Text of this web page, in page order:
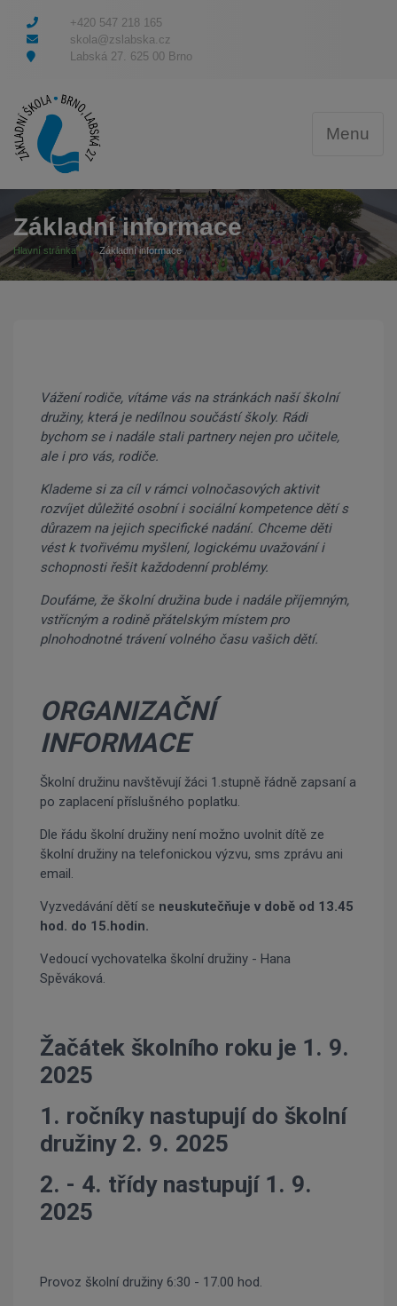
+420 547 218 165
skola@zslabska.cz
Labská 27. 625 00 Brno
Menu
Základní informace
Hlavní stránka Základní informace
Vážení rodiče, vítáme vás na stránkách naší školní
družiny, která je nedílnou součástí školy. Rádi
bychom se i nadále stali partnery nejen pro učitele,
ale i pro vás, rodiče.
Klademe si za cíl v rámci volnočasových aktivit
rozvíjet důležité osobní i sociální kompetence dětí s
důrazem na jejich specifické nadání. Chceme děti
vést k tvořivému myšlení, logickému uvažování i
schopnosti řešit každodenní problémy.
Doufáme, že školní družina bude i nadále příjemným,
vstřícným a rodině přátelským místem pro
plnohodnotné trávení volného času vašich dětí.
ORGANIZAČNÍ
INFORMACE
Školní družinu navštěvují žáci 1.stupně řádně zapsaní a
po zaplacení příslušného poplatku.
Dle řádu školní družiny není možno uvolnit dítě ze
školní družiny na telefonickou výzvu, sms zprávu ani
email.
Vyzvedávání dětí se neuskutečňuje v době od 13.45
hod. do 15.hodin.
Vedoucí vychovatelka školní družiny - Hana
Spěváková.
Žačátek školního roku je 1. 9.
2025
1. ročníky nastupují do školní
družiny 2. 9. 2025
2. - 4. třídy nastupují 1. 9.
2025
Provoz školní družiny 6:30 - 17.00 hod.